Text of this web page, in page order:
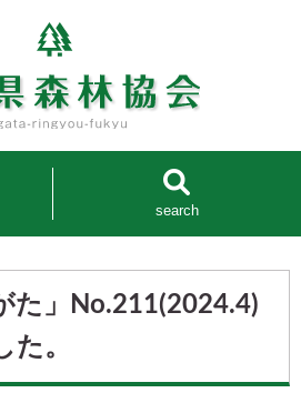
search
た」No.211(2024.4)
た。